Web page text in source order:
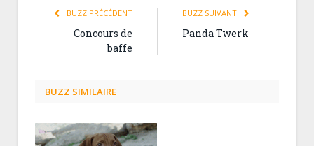
BUZZ PRÉCÉDENT
Concours de
baffe
BUZZ SUIVANT
Panda Twerk
BUZZ SIMILAIRE